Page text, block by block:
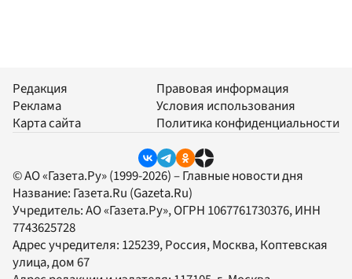
Редакция
Реклама
Карта сайта
Правовая информация
Условия использования
Политика конфиденциальности
© АО «Газета.Ру» (1999-2026) – Главные новости дня
Название: Газета.Ru (Gazeta.Ru)
Учредитель:АО «Газета.Ру», ОГРН 1067761730376, ИНН
7743625728
Адрес учредителя: 125239, Россия, Москва, Коптевская
улица, дом 67